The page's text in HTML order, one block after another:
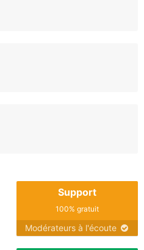
Support
100% gratuit
Modérateurs à l'écoute